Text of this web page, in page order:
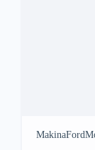
MakinaFord